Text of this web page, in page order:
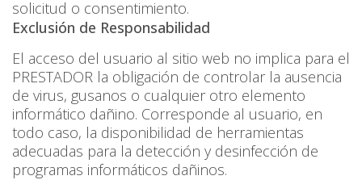
solicitud o consentimiento.
Exclusión de Responsabilidad
El acceso del usuario al sitio web no implica para el
PRESTADOR la obligación de controlar la ausencia
de virus, gusanos o cualquier otro elemento
informático dañino. Corresponde al usuario, en
todo caso, la disponibilidad de herramientas
adecuadas para la detección y desinfección de
programas informáticos dañinos.